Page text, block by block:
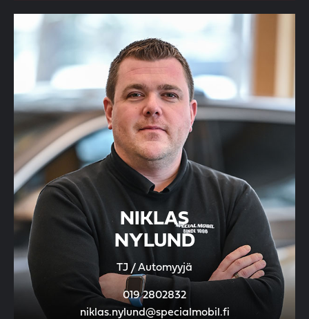
NIKLAS
NYLUND
TJ / Automyyjä
019 2802832
niklas.nylund@specialmobil.fi